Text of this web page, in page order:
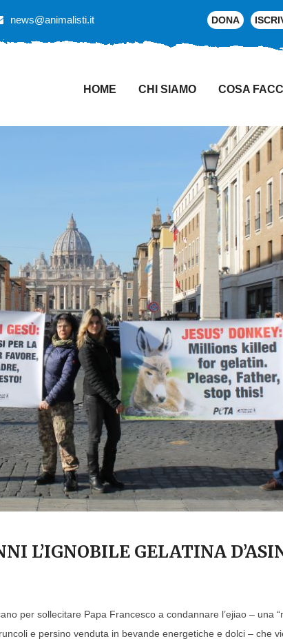
news@animalisti.it DONA
HOME CHI SIAMO COSA
L’IGNOBILE GELATINA
per sollecitare Papa Francesco a condannare l’ejiao – una
e persino venduta in bevande energetiche e dolci – che